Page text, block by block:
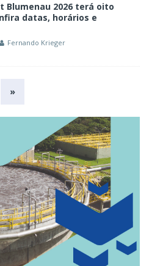
Blumenau 2026 terá oito
datas, horários e
Fernando Krieger
»